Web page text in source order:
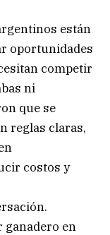
están
oportunidades
competir
ni
que se
reglas claras,
costos y
ganadero en